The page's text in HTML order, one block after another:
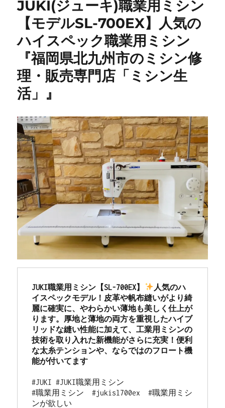
JUKI(ジューキ)職業用ミシン
【モデルSL-700EX】人気の
ハイスペック職業用ミシン
『福岡県北九州市のミシン修
理・販売専門店「ミシン生
活」』
JUKI職業用ミシン【SL-700EX】
人気のハ
イスペックモデル！皮革や帆布縫いがより綺
麗に確実に、やわらかい薄地も美しく仕上が
ります。厚地と薄地の両方を重視したハイブ
リッドな縫い性能に加えて、工業用ミシンの
技術を取り入れた新機能がさらに充実！便利
な太糸テンションや、ならではのフロート機
#JUKI #JUKI職業用ミシン
#職業用ミシン　#jukisl700ex  #職業用ミシ
ンが欲しい